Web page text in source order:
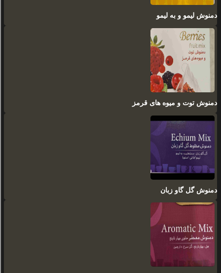
دمنوش لیمو و به لیمو
دمنوش توت و میوه های قرمز
دمنوش گل گاو زبان